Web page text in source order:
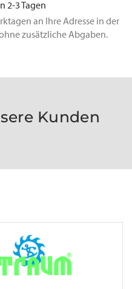
2-3 Tagen
an Ihre Adresse in der
zusätzliche Abgaben.
Kunden